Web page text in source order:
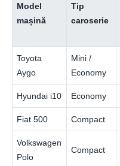
Model
mașină
Tip
caroserie
Toyota
Aygo
Mini /
Economy
Hyundai i10 Economy
Fiat 500 Compact
Volkswagen
Polo
Compact